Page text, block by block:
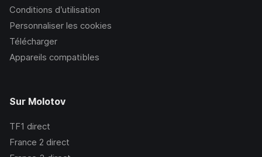
Conditions d’utilisation
Personnaliser les cookies
Télécharger
Appareils compatibles
Sur Molotov
TF1 direct
France 2 direct